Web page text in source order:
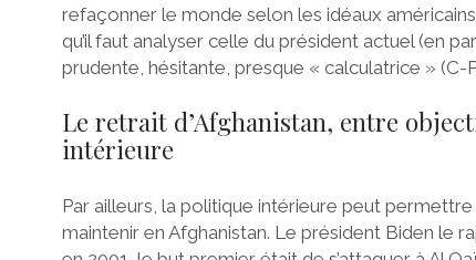
refaçonner le monde selon les idéaux
qu’il faut analyser celle du président actuel (en
prudente, hésitante, presque « calculatrice » (C-
Le retrait d’Afghanistan, entre
intérieure
Par ailleurs, la politique intérieure peut
maintenir en Afghanistan. Le président Biden le